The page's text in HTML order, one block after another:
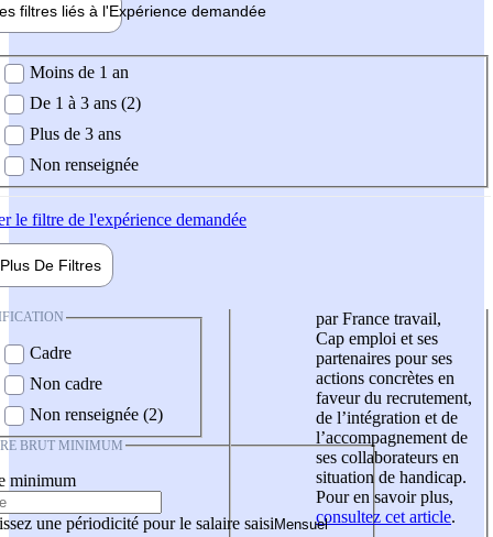
filtres liés à l'Expérience demandée
demandée
Moins de 1 an
De 1 à 3 ans (2)
Plus de 3 ans
Non renseignée
le filtre de l'expérience demandée
Plus De Filtres
Cadre
Non cadre
Non renseignée (2)
BRUT MINIMUM
minimum
une périodicité pour le salaire saisi
par France travail,
Cap emploi et ses
partenaires pour ses
actions concrètes en
faveur du recrutement,
de l’intégration et de
l’accompagnement de
ses collaborateurs en
situation de handicap.
Pour en savoir plus,
consultez cet article.